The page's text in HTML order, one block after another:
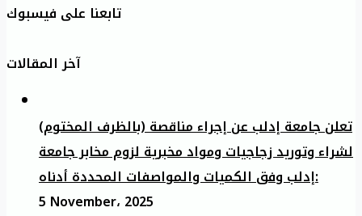
تابعنا على فيسبوك
آخر المقالات
تعلن جامعة إدلب عن إجراء مناقصة (بالظرف المختوم)
لشراء وتوريد زجاجيات ومواد مخبرية لزوم مخابر جامعة
إدلب وفق الكميات والمواصفات المحددة أدناه:
5 November، 2025